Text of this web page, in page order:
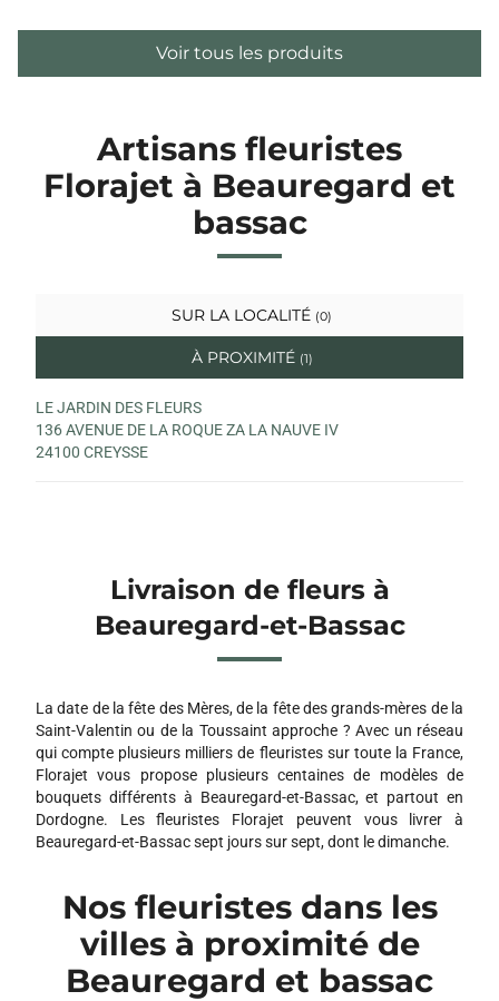
Voir tous les produits
Artisans fleuristes
Florajet à Beauregard et
bassac
SUR LA LOCALITÉ (0)
À PROXIMITÉ (1)
LE JARDIN DES FLEURS
136 AVENUE DE LA ROQUE ZA LA NAUVE IV
24100 CREYSSE
Livraison de fleurs à
Beauregard-et-Bassac
La date de la fête des Mères, de la fête des grands-mères de la
Saint-Valentin ou de la Toussaint approche ? Avec un réseau
qui compte plusieurs milliers de fleuristes sur toute la France,
Florajet vous propose plusieurs centaines de modèles de
bouquets différents à Beauregard-et-Bassac, et partout en
Dordogne. Les fleuristes Florajet peuvent vous livrer à
Beauregard-et-Bassac sept jours sur sept, dont le dimanche.
Nos fleuristes dans les
villes à proximité de
Beauregard et bassac